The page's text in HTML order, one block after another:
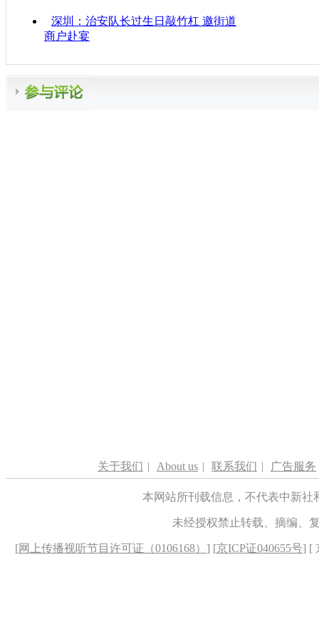
深圳：治安队长过生日敲竹杠 邀街道
商户赴宴
关于我们 | About us | 联系我们 | 广告服务
本网站所刊载信息，不代表中新
未经授权禁止转载、摘编、
[网上传播视听节目许可证（0106168） ] [京ICP证040655号] [